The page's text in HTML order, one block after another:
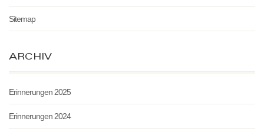
Sitemap
ARCHIV
Erinnerungen 2025
Erinnerungen 2024